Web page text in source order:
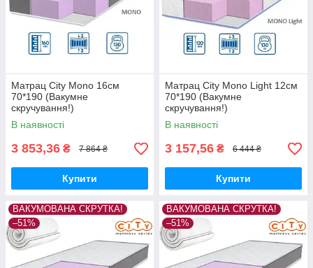
Матрац City Mono 16см
70*190 (Вакумне
скручування!)
В наявності
3 853,36 ₴ 7 864 ₴
Купити
Матрац City Mono Light 12см
70*190 (Вакумне
скручування!)
В наявності
3 157,56 ₴ 6 444 ₴
Купити
ВАКУМОВАНА СКРУТКА!
–51%
ВАКУМОВАНА СКРУТКА!
–51%